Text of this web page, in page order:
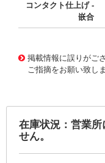
コンタクト仕上げ -
嵌合
掲載情報に誤りがご
ご指摘をお願い致しま
在庫状況：営業所
せん。